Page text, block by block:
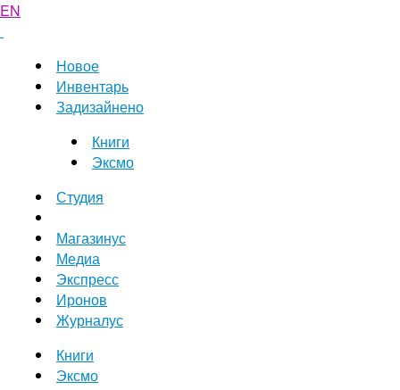
EN
Новое
Инвентарь
Задизайнено
Книги
Эксмо
Студия
Магазинус
Медиа
Экспресс
Иронов
Журналус
Книги
Эксмо